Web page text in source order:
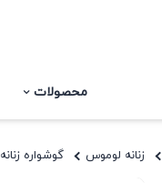
محصولات
زنانه لوموس گوشواره زنانه